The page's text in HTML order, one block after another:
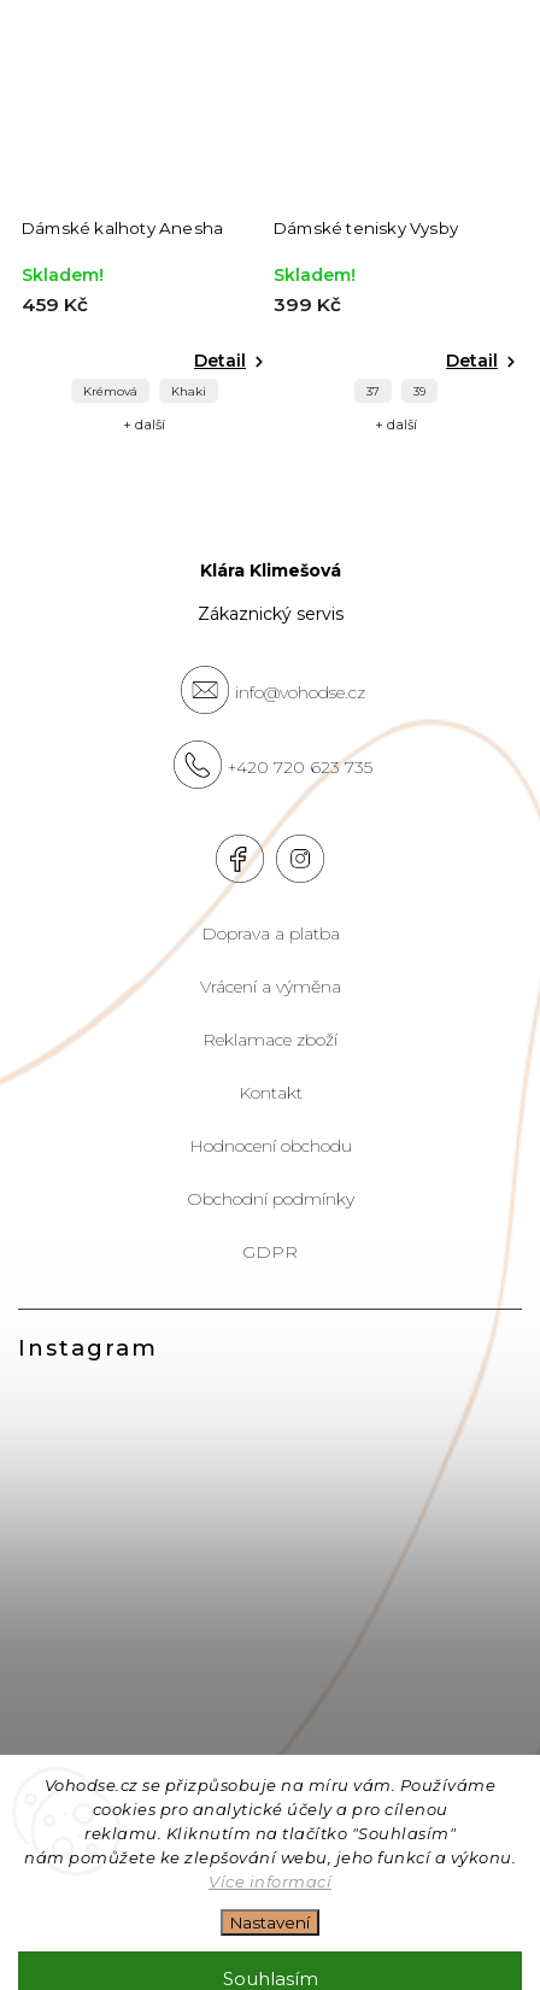
Vohodse.cz se přizpůsobuje na míru vám. Používáme
cookies pro analytické účely a pro cílenou
reklamu. Kliknutím na tlačítko "Souhlasím"
nám pomůžete ke zlepšování webu, jeho funkcí a výkonu.
Více informací
Nastavení
Souhlasím
Dámské kalhoty Anesha
Skladem!
459 Kč
Detail
Krémová Khaki
+ další
Dámské tenisky Vysby
Skladem!
399 Kč
Detail
37 39
+ další
Instagram
Sledovat na Instagramu
Klára Klimešová
Zákaznický servis
info@vohodse.cz
+420 720 623 735
Doprava a platba
Vrácení a výměna
Reklamace zboží
Kontakt
Hodnocení obchodu
Obchodní podmínky
GDPR
Copyright 2026Vohodse.cz. Všechna práva vyhrazena.
Upravit nastavení cookies